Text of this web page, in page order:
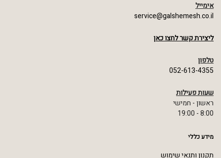
אימייל
service@galshemesh.co.il
ליצירת קשר לחצו כאן
טלפון
052-613-4355
שעות פעילות
ראשון - חמישי
8:00 - 19:00
מידע כללי
תקנון ותנאי שימוש